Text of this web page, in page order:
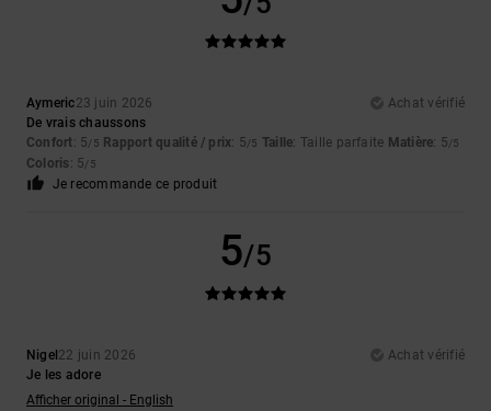
Aymeric23 juin 2026
Achat vérifié
De vrais chaussons
Confort: 5/5 Rapport qualité / prix: 5/5 Taille: Taille parfaite Matière: 5/5
Coloris: 5/5
Je recommande ce produit
5/5
Nigel 22 juin 2026
Achat vérifié
Je les adore
Afficher original - English